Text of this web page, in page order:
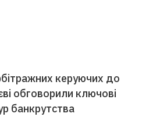
керуючих до
обговорили ключові
банкрутства